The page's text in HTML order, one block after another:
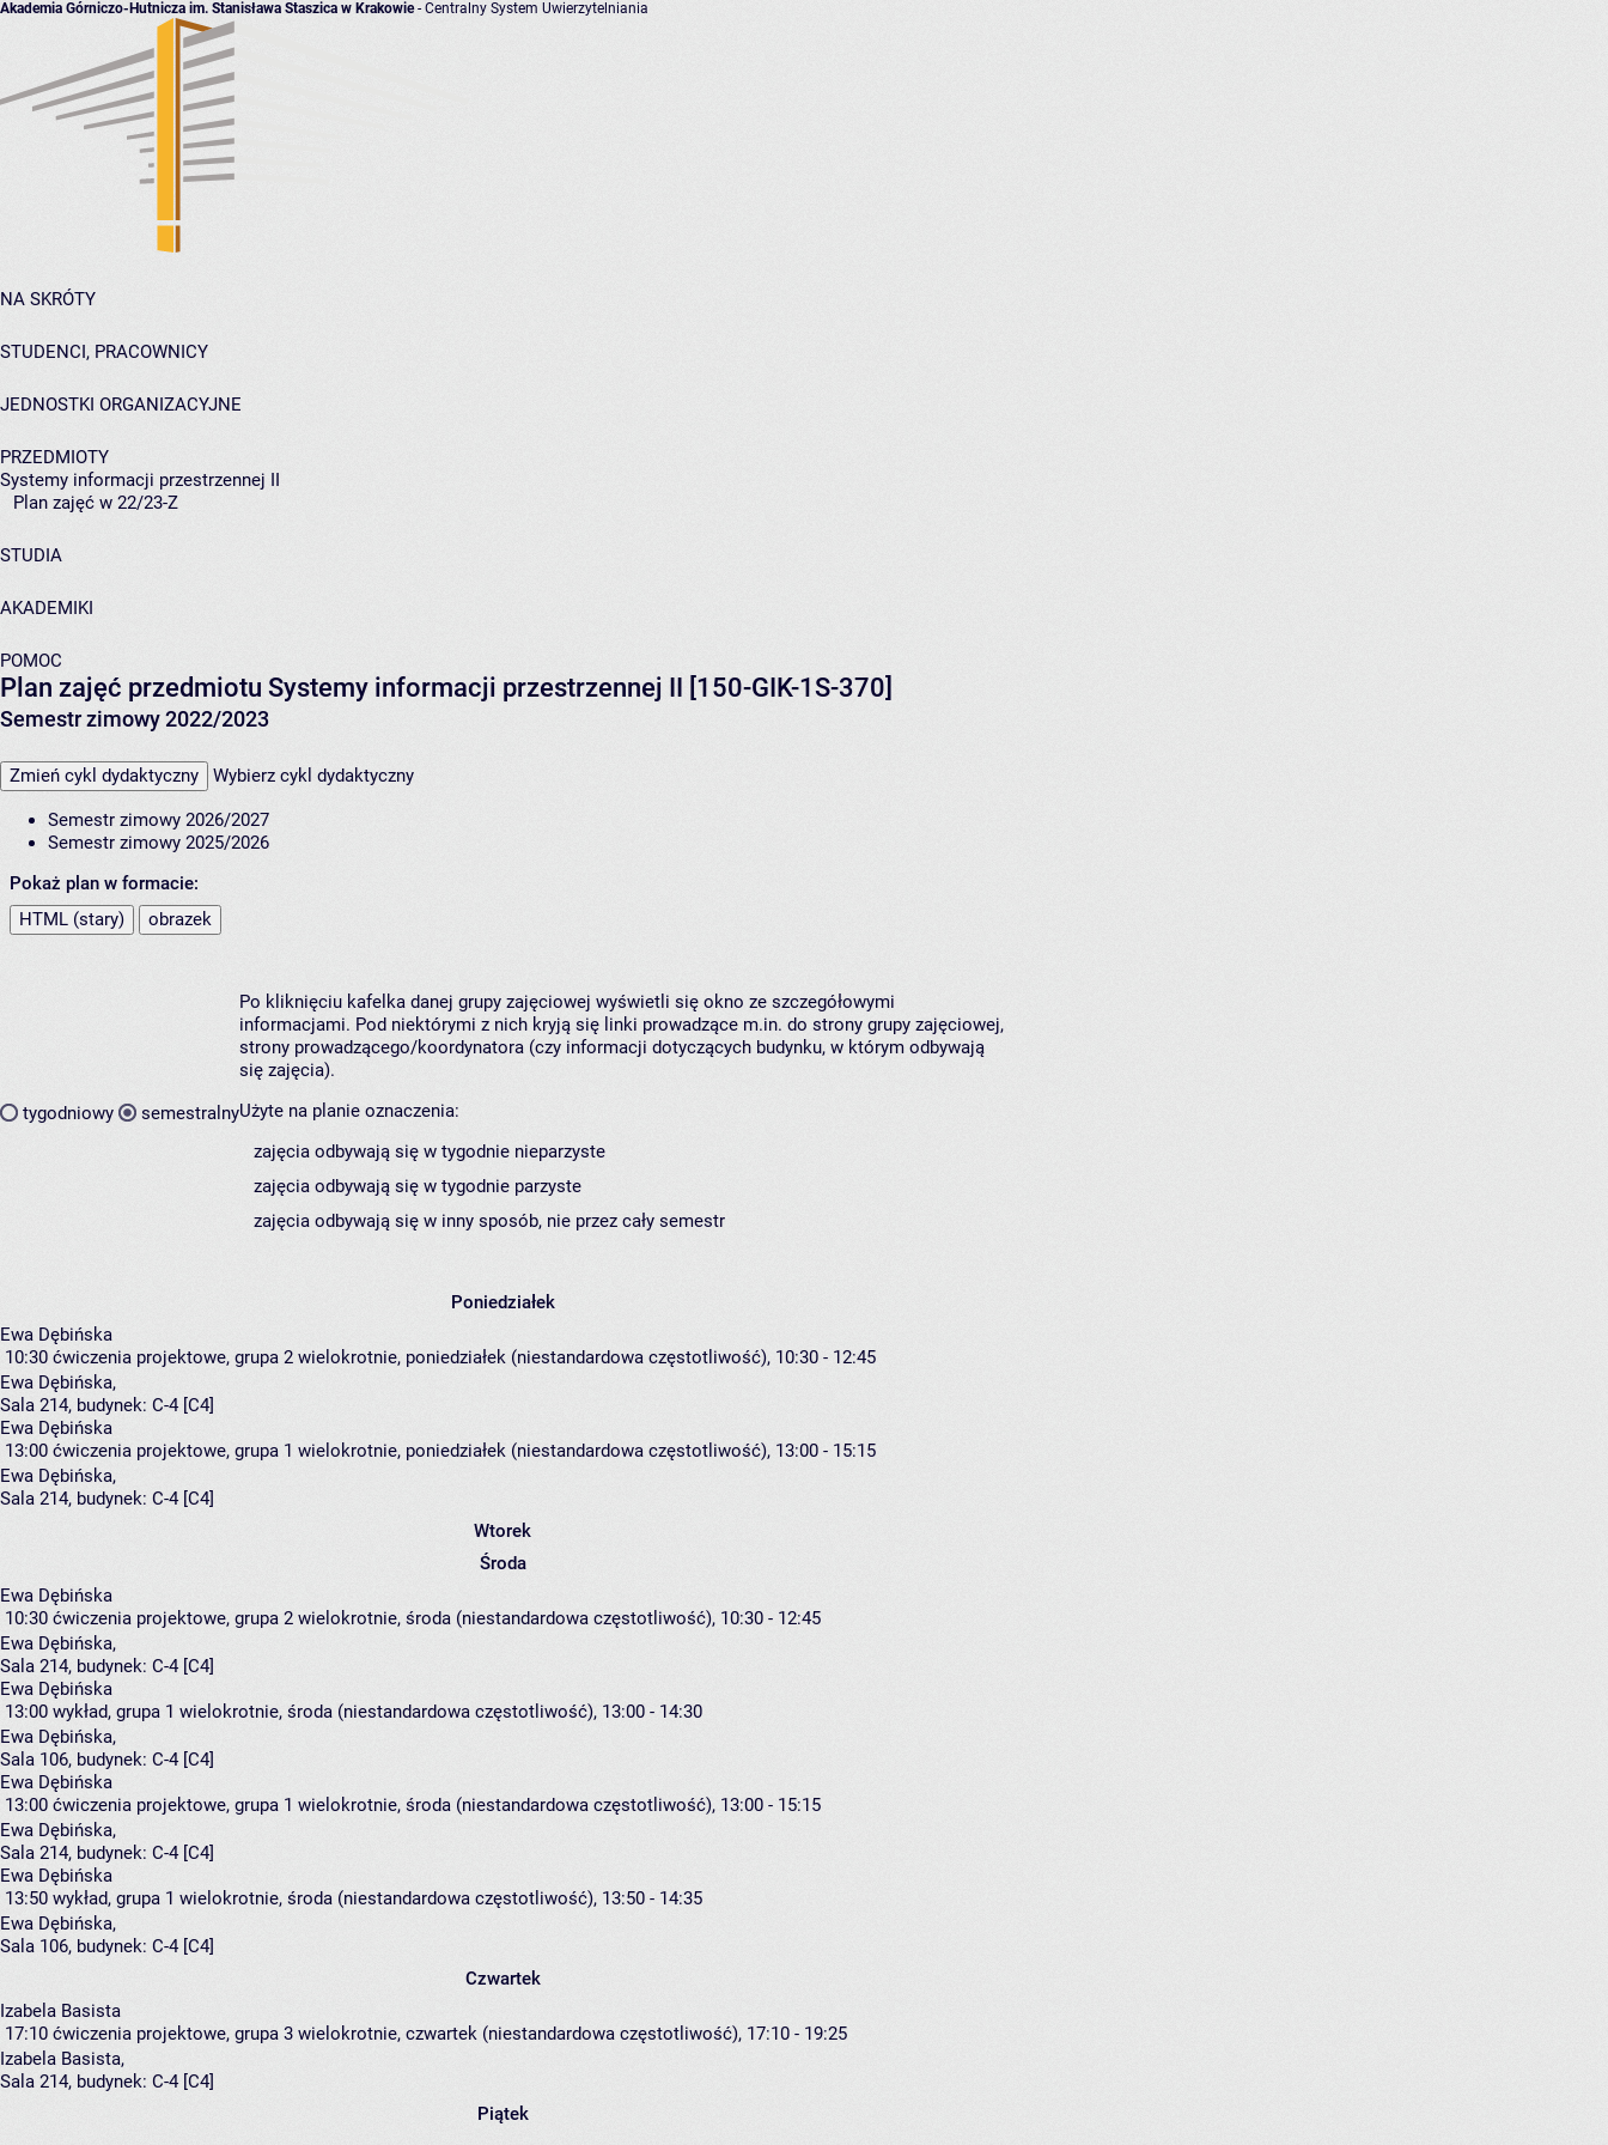
Akademia Górniczo-Hutnicza im. Stanisława Staszica w Krakowie- Centralny System Uwierzytelniania
NA SKRÓTY
STUDENCI, PRACOWNICY
JEDNOSTKI ORGANIZACYJNE
PRZEDMIOTY
Systemy informacji przestrzennej II
Plan zajęć w 22/23-Z
STUDIA
AKADEMIKI
POMOC
Plan zajęć przedmiotu Systemy informacji przestrzennej II [150-GIK-1S-370]
Semestr zimowy 2022/2023
Zmień cykl dydaktyczny Wybierz cykl dydaktyczny
Semestr zimowy 2026/2027
Semestr zimowy 2025/2026
Pokaż plan w formacie:
HTML (stary)
obrazek
tygodniowy semestralny
Po kliknięciu kafelka danej grupy zajęciowej wyświetli się okno ze szczegółowymi
informacjami. Pod niektórymi z nich kryją się linki prowadzące m.in. do strony grupy zajęciowej,
strony prowadzącego/koordynatora (czy informacji dotyczących budynku, w którym odbywają
się zajęcia).
Użyte na planie oznaczenia:
zajęcia odbywają się w tygodnie nieparzyste
zajęcia odbywają się w tygodnie parzyste
zajęcia odbywają się w inny sposób, nie przez cały semestr
Poniedziałek
Ewa Dębińska
10:30 ćwiczenia projektowe, grupa 2 wielokrotnie, poniedziałek (niestandardowa częstotliwość), 10:30 - 12:45
Ewa Dębińska,
Sala 214, budynek: C-4 [C4]
Ewa Dębińska
13:00 ćwiczenia projektowe, grupa 1 wielokrotnie, poniedziałek (niestandardowa częstotliwość), 13:00 - 15:15
Ewa Dębińska,
Sala 214, budynek: C-4 [C4]
Wtorek
Środa
Ewa Dębińska
10:30 ćwiczenia projektowe, grupa 2 wielokrotnie, środa (niestandardowa częstotliwość), 10:30 - 12:45
Ewa Dębińska,
Sala 214, budynek: C-4 [C4]
Ewa Dębińska
13:00 wykład, grupa 1 wielokrotnie, środa (niestandardowa częstotliwość), 13:00 - 14:30
Ewa Dębińska,
Sala 106, budynek: C-4 [C4]
Ewa Dębińska
13:00 ćwiczenia projektowe, grupa 1 wielokrotnie, środa (niestandardowa częstotliwość), 13:00 - 15:15
Ewa Dębińska,
Sala 214, budynek: C-4 [C4]
Ewa Dębińska
13:50 wykład, grupa 1 wielokrotnie, środa (niestandardowa częstotliwość), 13:50 - 14:35
Ewa Dębińska,
Sala 106, budynek: C-4 [C4]
Czwartek
Izabela Basista
17:10 ćwiczenia projektowe, grupa 3 wielokrotnie, czwartek (niestandardowa częstotliwość), 17:10 - 19:25
Izabela Basista,
Sala 214, budynek: C-4 [C4]
Piątek